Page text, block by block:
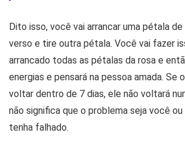
Dito isso, você vai arrancar uma pétala
verso e tire outra pétala. Você vai fazer
arrancado todas as pétalas da rosa e
energias e pensará na pessoa amada. Se
voltar dentro de 7 dias, ele não voltará
não significa que o problema seja você
tenha falhado.